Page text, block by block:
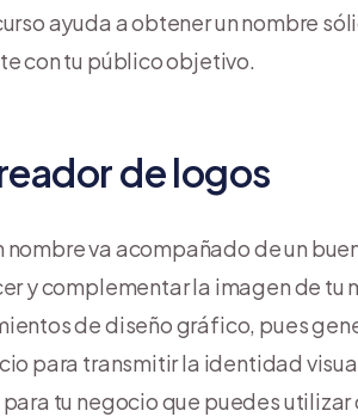
ayuda a obtener un nombre
con tu público objetivo.
de logos
nombre va acompañado de un
y complementar la imagen de tu
de diseño gráfico, pues
para transmitir la identidad
tu negocio que puedes